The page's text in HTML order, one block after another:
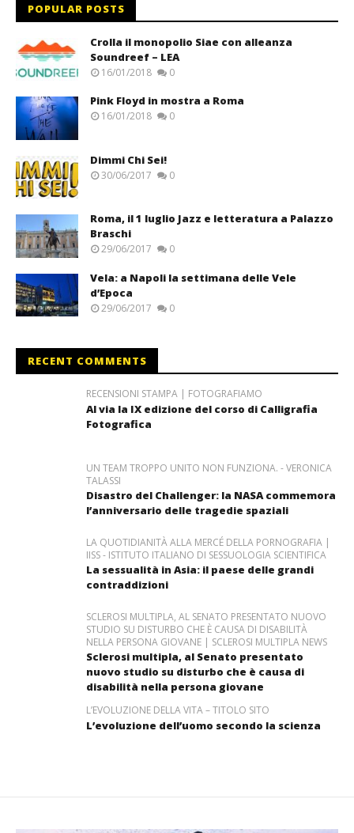
POPULAR POSTS
Crolla il monopolio Siae con alleanza
Soundreef – LEA
16/01/2018 0
Pink Floyd in mostra a Roma
16/01/2018 0
Dimmi Chi Sei!
30/06/2017 0
Roma, il 1 luglio Jazz e letteratura a Palazzo
Braschi
29/06/2017 0
Vela: a Napoli la settimana delle Vele
d’Epoca
29/06/2017 0
RECENT COMMENTS
RECENSIONI STAMPA | FOTOGRAFIAMO
Al via la IX edizione del corso di Calligrafia
Fotografica
UN TEAM TROPPO UNITO NON FUNZIONA. - VERONICA
TALASSI
Disastro del Challenger: la NASA commemora
l’anniversario delle tragedie spaziali
LA QUOTIDIANITÀ ALLA MERCÉ DELLA PORNOGRAFIA |
IISS - ISTITUTO ITALIANO DI SESSUOLOGIA SCIENTIFICA
La sessualità in Asia: il paese delle grandi
contraddizioni
SCLEROSI MULTIPLA, AL SENATO PRESENTATO NUOVO
STUDIO SU DISTURBO CHE È CAUSA DI DISABILITÀ
NELLA PERSONA GIOVANE | SCLEROSI MULTIPLA NEWS
Sclerosi multipla, al Senato presentato
nuovo studio su disturbo che è causa di
disabilità nella persona giovane
L’EVOLUZIONE DELLA VITA – TITOLO SITO
L’evoluzione dell’uomo secondo la scienza